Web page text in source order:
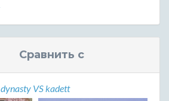
Сравнить с
dynasty VS kadett